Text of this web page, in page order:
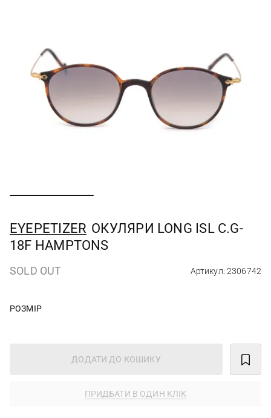
EYEPETIZER ОКУЛЯРИ LONG ISL C.G-
18F HAMPTONS
SOLD OUT Артикул: 2306742
РОЗМІР
ДОДАТИ ДО КОШИКУ
ПРИДБАТИ В ОДИН КЛІК